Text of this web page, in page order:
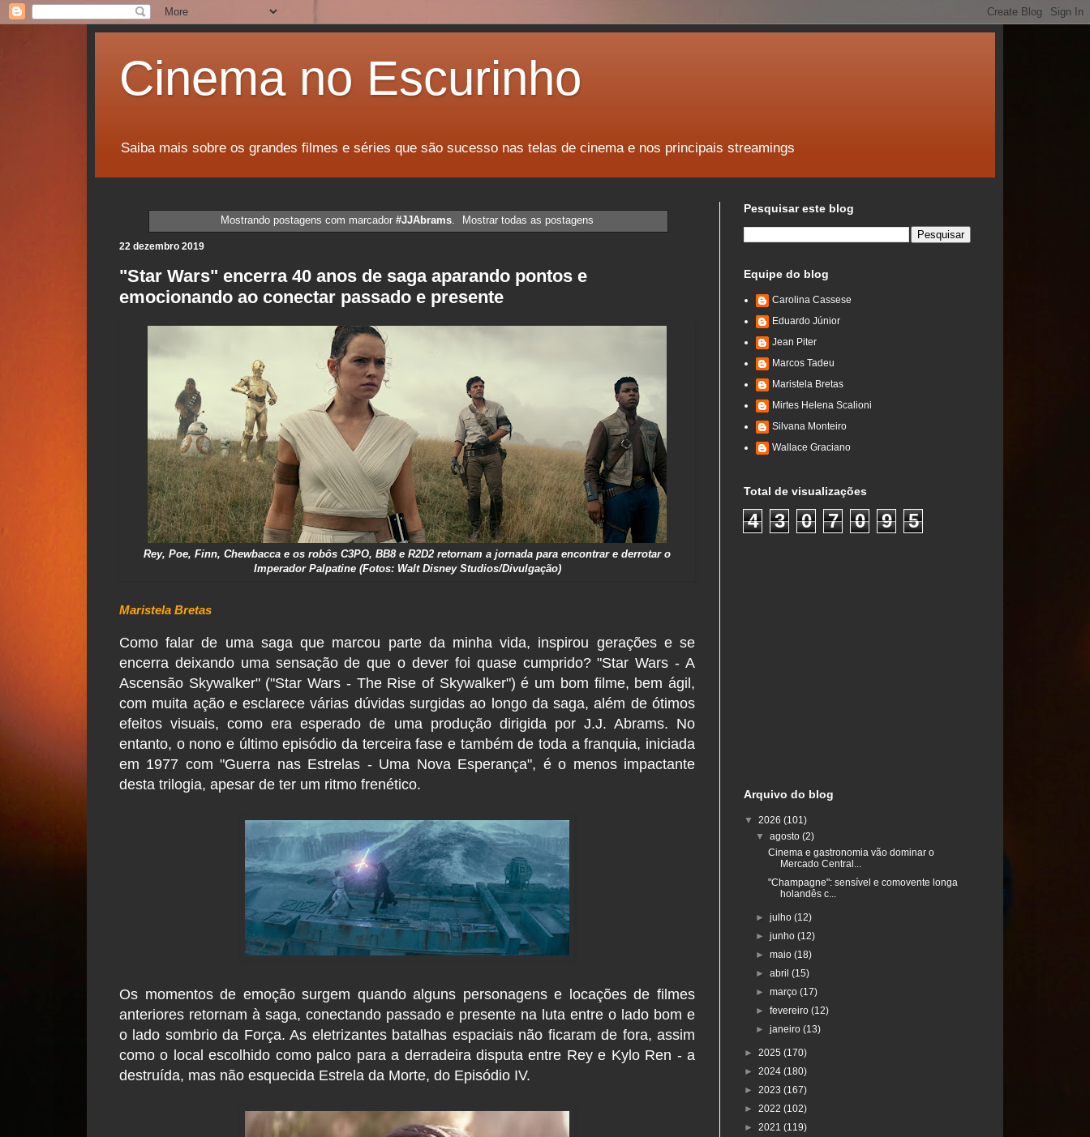
Cinema no Escurinho
Saiba mais sobre os grandes filmes e séries que são sucesso nas telas de cinema e nos principais streamings
Mostrando postagens com marcador #JJAbrams. Mostrar todas as postagens
22 dezembro 2019
"Star Wars" encerra 40 anos de saga aparando pontos e
emocionando ao conectar passado e presente
Rey, Poe, Finn, Chewbacca e os robôs C3PO, BB8 e R2D2 retornam a jornada para encontrar e derrotar o
Imperador Palpatine (Fotos: Walt Disney Studios/Divulgação)
Maristela Bretas
Como falar de uma saga que marcou parte da minha vida, inspirou gerações e se
encerra deixando uma sensação de que o dever foi quase cumprido? "Star Wars - A
Ascensão Skywalker" ("Star Wars - The Rise of Skywalker") é um bom filme, bem ágil,
com muita ação e esclarece várias dúvidas surgidas ao longo da saga, além de ótimos
efeitos visuais, como era esperado de uma produção dirigida por J.J. Abrams. No
entanto, o nono e último episódio da terceira fase e também de toda a franquia, iniciada
em 1977 com "Guerra nas Estrelas - Uma Nova Esperança", é o menos impactante
desta trilogia, apesar de ter um ritmo frenético.
Os momentos de emoção surgem quando alguns personagens e locações de filmes
anteriores retornam à saga, conectando passado e presente na luta entre o lado bom e
o lado sombrio da Força. As eletrizantes batalhas espaciais não ficaram de fora, assim
como o local escolhido como palco para a derradeira disputa entre Rey e Kylo Ren - a
destruída, mas não esquecida Estrela da Morte, do Episódio IV.
Pesquisar este blog
Equipe do blog
Carolina Cassese
Eduardo Júnior
Jean Piter
Marcos Tadeu
Maristela Bretas
Mirtes Helena Scalioni
Silvana Monteiro
Wallace Graciano
Total de visualizações
4 3 0 7 0 9 5
Arquivo do blog
▼ 2026 (101)
▼agosto(2)
Cinema e gastronomia vão dominar o
Mercado Central...
"Champagne": sensível e comovente longa
holandês c...
►julho(12)
►junho(12)
►maio(18)
►abril(15)
►março(17)
►fevereiro(12)
►janeiro(13)
► 2025 (170)
► 2024 (180)
► 2023 (167)
► 2022 (102)
► 2021 (119)